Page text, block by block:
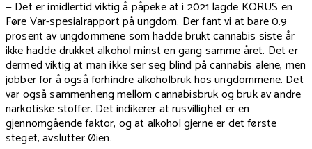
— Det er imidlertid viktig å påpeke at i 2021 lagde KORUS en
Føre Var-spesialrapport på ungdom. Der fant vi at bare 0.9
prosent av ungdommene som hadde brukt cannabis siste år
ikke hadde drukket alkohol minst en gang samme året. Det er
dermed viktig at man ikke ser seg blind på cannabis alene, men
jobber for å også forhindre alkoholbruk hos ungdommene. Det
var også sammenheng mellom cannabisbruk og bruk av andre
narkotiske stoffer. Det indikerer at rusvillighet er en
gjennomgående faktor, og at alkohol gjerne er det første
steget, avslutter Øien.